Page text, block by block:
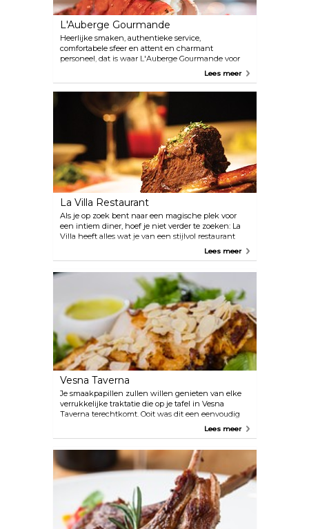
L'Auberge Gourmande
Heerlijke smaken, authentieke service,
comfortabele sfeer en attent en charmant
personeel, dat is waar L'Auberge Gourmande voor
staat. Ze serveren uitstekende Franse gerechten
Lees meer
La Villa Restaurant
Als je op zoek bent naar een magische plek voor
een intiem diner, hoef je niet verder te zoeken: La
Villa heeft alles wat je van een stijlvol restaurant
mag verwachten. Caribische specialiteiten komen
ontstaat.
Lees meer
Vesna Taverna
Je smaakpapillen zullen willen genieten van elke
verrukkelijke traktatie die op je tafel in Vesna
Taverna terechtkomt. Ooit was dit een eenvoudig
bagelhuis, maar nu is het een St. Martin-instelling
van Vesna Taverna omvat zowel Griekse gerechten
als Caribische en Amerikaanse gerechten.
Lees meer